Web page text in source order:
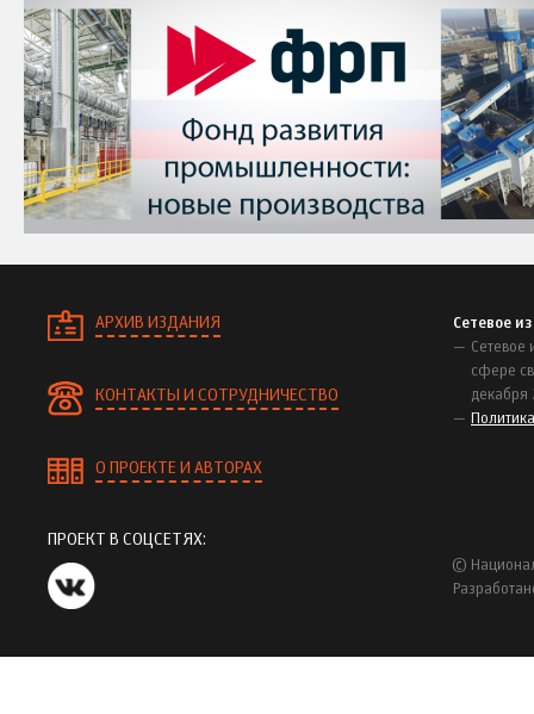
АРХИВ ИЗДАНИЯ
КОНТАКТЫ И СОТРУДНИЧЕСТВО
О ПРОЕКТЕ И АВТОРАХ
Сетевое
Сетевое
сфере
декабря
ПРОЕКТ В СОЦСЕТЯХ:
©